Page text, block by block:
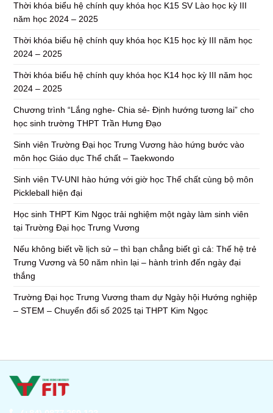
Thời khóa biểu hệ chính quy khóa học K15 SV Lào học kỳ III
năm học 2024 – 2025
Thời khóa biểu hệ chính quy khóa học K15 học kỳ III năm học
2024 – 2025
Thời khóa biểu hệ chính quy khóa học K14 học kỳ III năm học
2024 – 2025
Chương trình “Lắng nghe- Chia sẻ- Định hướng tương lai” cho
học sinh trường THPT Trần Hưng Đạo
Sinh viên Trường Đại học Trưng Vương hào hứng bước vào
môn học Giáo dục Thể chất – Taekwondo
Sinh viên TV-UNI hào hứng với giờ học Thể chất cùng bộ môn
Pickleball hiện đại
Học sinh THPT Kim Ngọc trải nghiệm một ngày làm sinh viên
tại Trường Đại học Trưng Vương
Nếu không biết về lịch sử – thì bạn chẳng biết gì cả: Thế hệ trẻ
Trưng Vương và 50 năm nhìn lại – hành trình đến ngày đại
thắng
Trường Đại học Trưng Vương tham dự Ngày hội Hướng nghiệp
– STEM – Chuyển đổi số 2025 tại THPT Kim Ngọc